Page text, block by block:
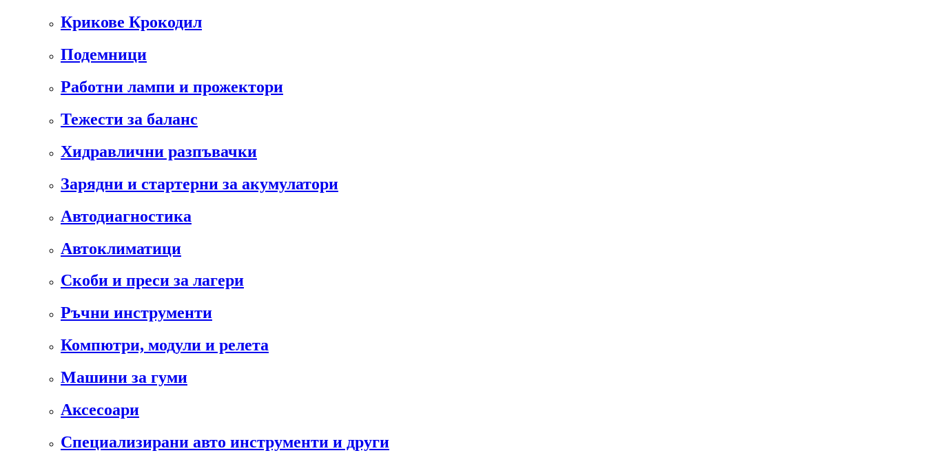
Крикове Крокодил
Подемници
Работни лампи и прожектори
Тежести за баланс
Хидравлични разпъвачки
Зарядни и стартерни за акумулатори
Автодиагностика
Автоклиматици
Скоби и преси за лагери
Ръчни инструменти
Компютри, модули и релета
Машини за гуми
Аксесоари
Специализирани авто инструменти и други